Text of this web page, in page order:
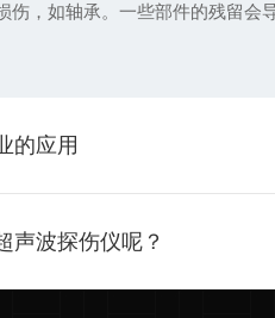
如轴承。一些部件的残留会
的应用
声波探伤仪呢？